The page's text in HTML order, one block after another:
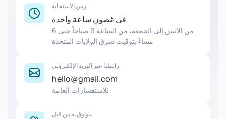
زمن الاستجابة
في غضون ساعة واحدة
من الاثنين إلى الجمعة، من الساعة 9 صباحاً حتى 6
مساءً بتوقيت شرق الولايات المتحدة
راسلنا عبر البريد الإلكتروني
hello@gmail.com
للاستفسارات العامة
موثوق به من قبل